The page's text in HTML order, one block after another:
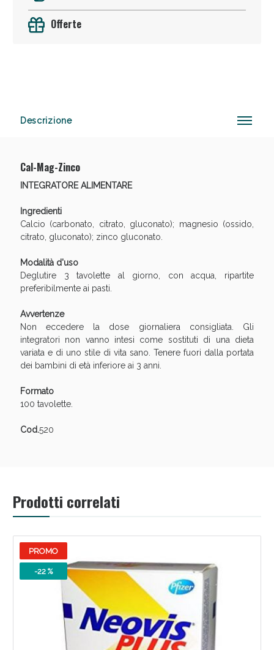
Offerte
Descrizione
Cal-Mag-Zinco
INTEGRATORE ALIMENTARE
Ingredienti
Calcio (carbonato, citrato, gluconato); magnesio (ossido,
citrato, gluconato); zinco gluconato.
Modalità d'uso
Deglutire 3 tavolette al giorno, con acqua, ripartite
preferibilmente ai pasti.
Avvertenze
Non eccedere la dose giornaliera consigliata. Gli
integratori non vanno intesi come sostituti di una dieta
variata e di uno stile di vita sano. Tenere fuori dalla portata
dei bambini di età inferiore ai 3 anni.
Formato
100 tavolette.
Cod.520
Prodotti correlati
PROMO
-22 %
Sconto fino al 55% disponibile oggi!
Benessere Intestinale: Sconto fino al 55% valido
oggi!